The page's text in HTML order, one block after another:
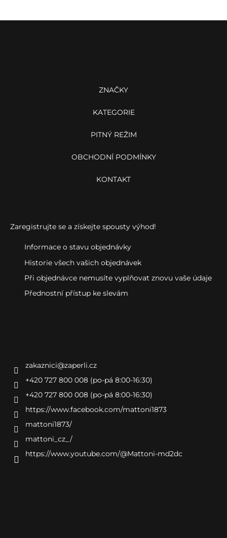
ZNAČKY
KATEGORIE
PITNÝ REŽIM
OBCHODNÍ PODMÍNKY
KONTAKT
Zaregistrujte se a získejte spousty výhod!
Informace o stavu objednávky
Historie všech vašich objednávek
Při objednávce nemusíte vyplňovat znovu vaše údaje
Přednostní přístup ke slevám
zakaznici@zaperli.cz
+420 727 800 008 (po-pá 8:00-16:30)
+420 727 800 008 (po-pá 8:00-16:30)
https://www.facebook.com/mattoni1873
mattoni1873/
mattoni_cz_/
https://www.youtube.com/@Mattoni-md2dc